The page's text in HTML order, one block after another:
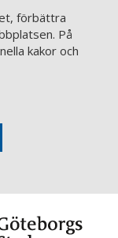
förbättra
På
kakor och